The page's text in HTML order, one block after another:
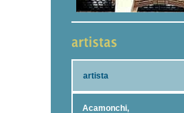
artista
Acamonchi,